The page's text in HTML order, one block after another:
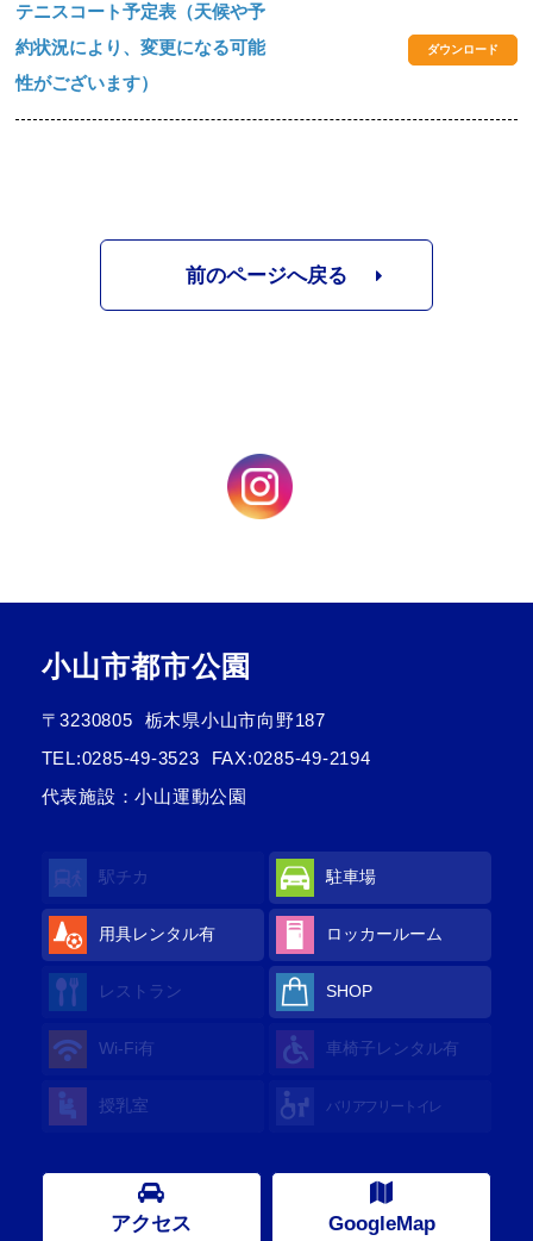
テニスコート予定表（天候や予
約状況により、変更になる可能
性がございます）
ダウンロード
前のページへ戻る
小山市都市公園
〒3230805
栃木県小山市向野187
TEL:0285-49-3523
FAX:0285-49-2194
代表施設：小山運動公園
駅チカ 駐車場
用具レンタル有 ロッカールーム
レストラン SHOP
Wi-Fi有 車椅子レンタル有
授乳室 バリアフリートイレ
アクセス GoogleMap